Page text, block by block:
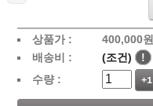
상품가 : 400,000원
배송비 :
(조건)
!
수량 :
+1